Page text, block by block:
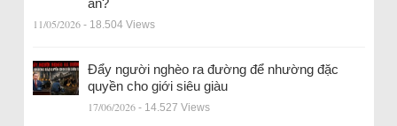
an?
11/05/2026 - 18.504 Views
Đẩy người nghèo ra đường để nhường đặc
quyền cho giới siêu giàu
17/06/2026 - 14.527 Views